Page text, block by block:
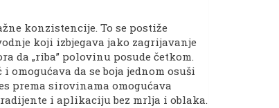
konzistencije. To se postiže
koji izbjegava jako zagrijavanje
da „riba” polovinu posude četkom.
omogućava da se boja jednom osuši
prema sirovinama omogućava
i aplikaciju bez mrlja i oblaka.